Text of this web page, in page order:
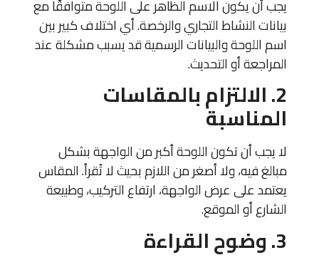
يجب أن يكون الاسم الظاهر على اللوحة متوافقًا مع
بيانات النشاط التجاري والرخصة. أي اختلاف كبير بين
اسم اللوحة والبيانات الرسمية قد يسبب مشكلة عند
المراجعة أو التحديث.
2. الالتزام بالمقاسات
المناسبة
لا يجب أن تكون اللوحة أكبر من الواجهة بشكل
مبالغ فيه، ولا أصغر من اللازم بحيث لا تُقرأ. المقاس
يعتمد على عرض الواجهة، ارتفاع التركيب، وطبيعة
الشارع أو الموقع.
3. وضوح القراءة